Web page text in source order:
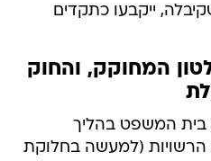
ייקבעו כתקדים
המחוקק, והחוק
בית המשפט בהליך
הרשויות (למעשה בחלוקת